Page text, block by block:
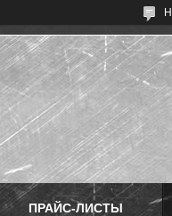
ПРАЙС-ЛИСТЫ